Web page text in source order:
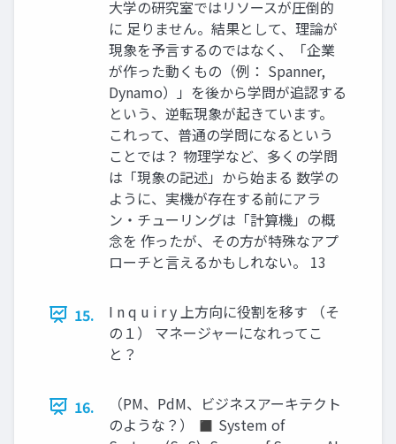
大学の研究室ではリソースが圧倒的
に 足りません。結果として、理論が
現象を予言するのではなく、「企業
が作った動くもの（例： Spanner,
Dynamo）」を後から学問が追認する
という、逆転現象が起きています。
これって、普通の学問になるという
ことでは？ 物理学など、多くの学問
は「現象の記述」から始まる 数学の
ように、実機が存在する前にアラ
ン・チューリングは「計算機」の概
念を 作ったが、その方が特殊なアプ
ローチと言えるかもしれない。 13
15.
I n q u i r y 上方向に役割を移す （そ
の１） マネージャーになれってこ
と？
16.
（PM、PdM、ビジネスアーキテクト
のような？） ◼ System of